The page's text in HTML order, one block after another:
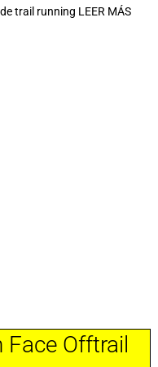
trail running LEER MÁS
Offtrail